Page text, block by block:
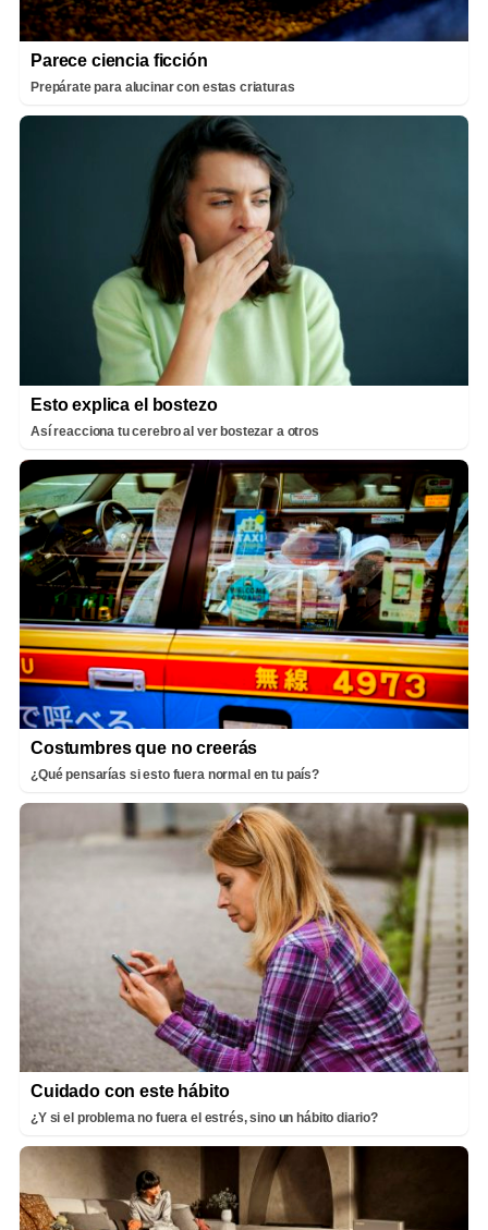
Parece ciencia ficción
Prepárate para alucinar con estas criaturas
Esto explica el bostezo
Así reacciona tu cerebro al ver bostezar a otros
Costumbres que no creerás
¿Qué pensarías si esto fuera normal en tu país?
Cuidado con este hábito
¿Y si el problema no fuera el estrés, sino un hábito diario?